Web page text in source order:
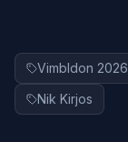
Vimbldon 2026
Nik Kirjos